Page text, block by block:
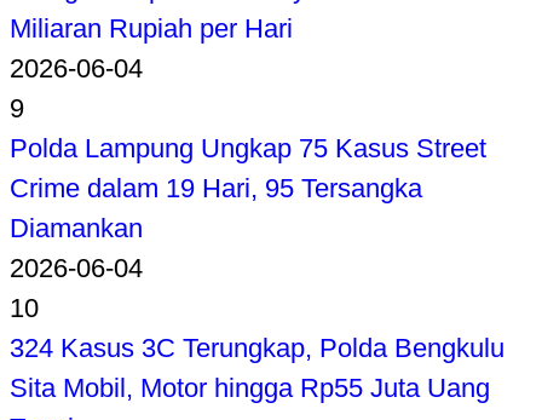
Miliaran Rupiah per Hari
2026-06-04
9
Polda Lampung Ungkap 75 Kasus Street
Crime dalam 19 Hari, 95 Tersangka
Diamankan
2026-06-04
10
324 Kasus 3C Terungkap, Polda Bengkulu
Sita Mobil, Motor hingga Rp55 Juta Uang